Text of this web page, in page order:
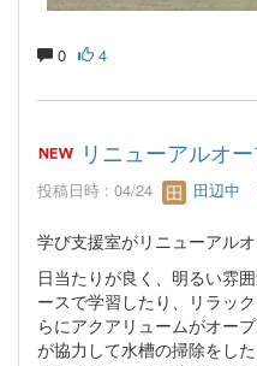
0 4
リニューアルオー
投稿日時 : 04/24 田辺中
学び支援室がリニューアル
日当たりが良く、明るい雰
ースで学習したり、リラッ
らにアクアリュームがオー
が協力して水槽の掃除をし